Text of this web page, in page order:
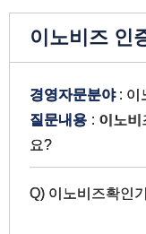
이노비즈 인
경영자문분야: 이
질문내용 : 이노
요?
Q) 이노비즈확인